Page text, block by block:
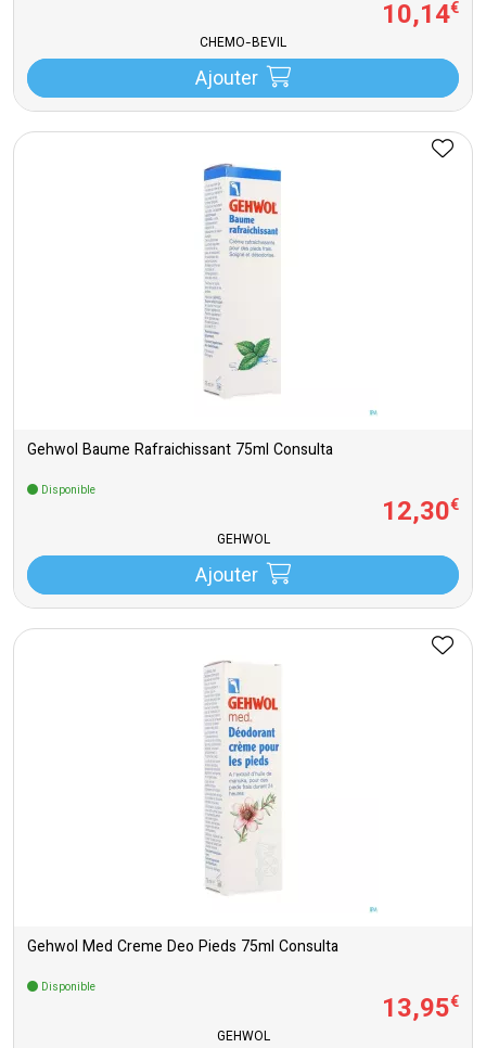
10,14€
CHEMO-BEVIL
Ajouter
Gehwol Baume Rafraichissant 75ml Consulta
Disponible
12,30€
GEHWOL
Ajouter
Gehwol Med Creme Deo Pieds 75ml Consulta
Disponible
13,95€
GEHWOL